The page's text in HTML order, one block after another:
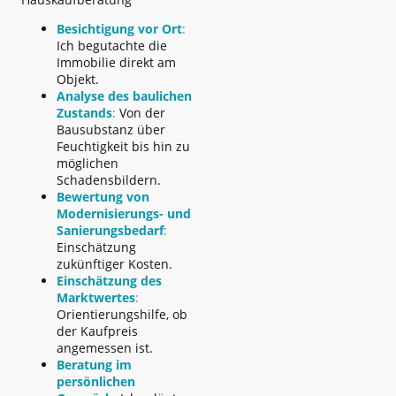
Besichtigung vor Ort:
Ich begutachte die
Immobilie direkt am
Objekt.
Analyse des baulichen
Zustands: Von der
Bausubstanz über
Feuchtigkeit bis hin zu
möglichen
Schadensbildern.
Bewertung von
Modernisierungs- und
Sanierungsbedarf:
Einschätzung
zukünftiger Kosten.
Einschätzung des
Marktwertes:
Orientierungshilfe, ob
der Kaufpreis
angemessen ist.
Beratung im
persönlichen